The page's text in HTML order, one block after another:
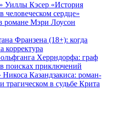
Кэсер «История
человеческом сердце»
романе Мэри Лоусон
Франзена (18+): когда
корректура
Херрндорфа: граф
поисках приключений
Казандзакиса: роман-
трагическом в судьбе Крита